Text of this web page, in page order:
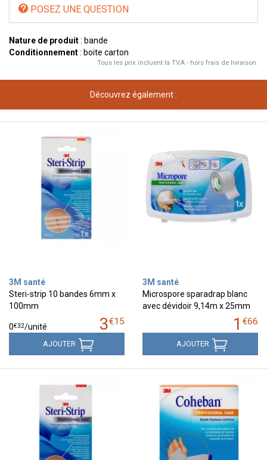
POSEZ UNE QUESTION
Nature de produit: bande
Conditionnement: boite carton
Tous les prix incluent la TVA - hors frais de livraison.
Découvrez également :
3M santé
Steri-strip 10 bandes 6mm x
100mm
3€15
0€32/unité
AJOUTER
3M santé
Microspore sparadrap blanc
avec dévidoir 9,14m x 25mm
1 €66
AJOUTER